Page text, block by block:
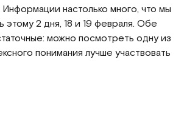
настолько много, что мы
этому 2 дня, 18 и 19 февраля. Обе
можно посмотреть одну из
понимания лучше участвовать